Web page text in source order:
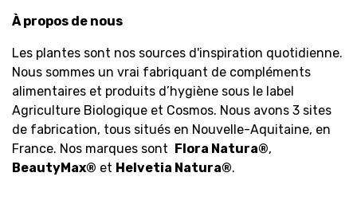
À propos de nous
Les plantes sont nos sources d'inspiration quotidienne.
Nous sommes un vrai fabriquant de compléments
alimentaires et produits d’hygiène sous le label
Agriculture Biologique et Cosmos. Nous avons 3 sites
de fabrication, tous situés en Nouvelle-Aquitaine, en
France. Nos marques sont
Flora Natura®,
BeautyMax® et Helvetia Natura®.